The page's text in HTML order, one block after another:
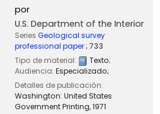
por
U.S. Department of the Interior
Series Geological survey
professional paper; 733
Tipo de material:
Texto;
Audiencia: Especializado;
Detalles de publicación:
Washington: United States
Government Printing,1971